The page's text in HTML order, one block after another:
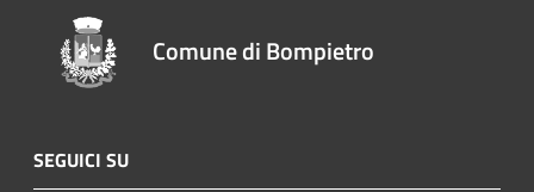
Comune di Bompietro
SEGUICI SU